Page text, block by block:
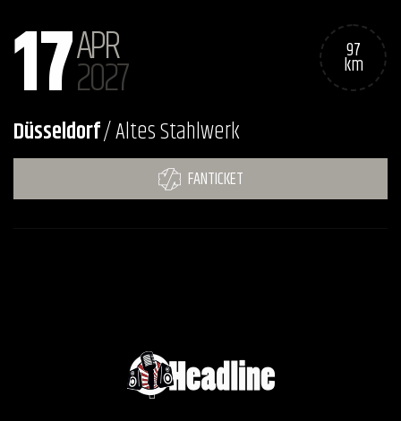
17APR
2027 97
km
Düsseldorf/ Altes Stahlwerk
FANTICKET